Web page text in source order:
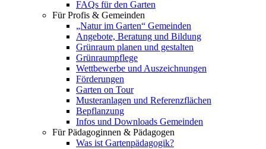
FAQs für den Garten
Für Profis & Gemeinden
„Natur im Garten“ Gemeinden
Angebote, Beratung und Bildung
Grünraum planen und gestalten
Grünraumpflege
Wettbewerbe und Auszeichnungen
Förderungen
Garten on Tour
Musteranlagen und Referenzflächen
Bepflanzung
Infos und Downloads Gemeinden
Für Pädagoginnen & Pädagogen
Was ist Gartenpädagogik?